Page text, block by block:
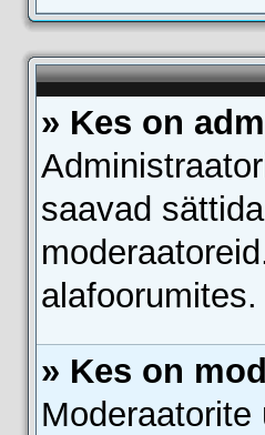
» Kes on
saavad
alafoorumites.
» Kes on